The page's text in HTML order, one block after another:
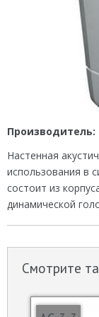
Производитель:
Настенная
использования в
состоит из
динамической
Смотрите